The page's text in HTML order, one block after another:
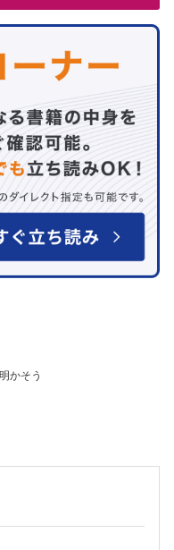
かそう
わりのなかで研究テーマと出会